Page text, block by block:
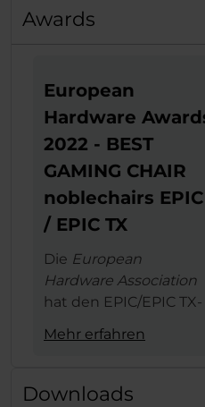
Awards
European
Hardware
2022 - BEST
GAMING CHAIR
noblechairs EPIC
/ EPIC TX
Die European
Hardware Association
hat den EPIC/EPIC TX-
den begehrten
Award in der
Mehr erfahren
Downloads